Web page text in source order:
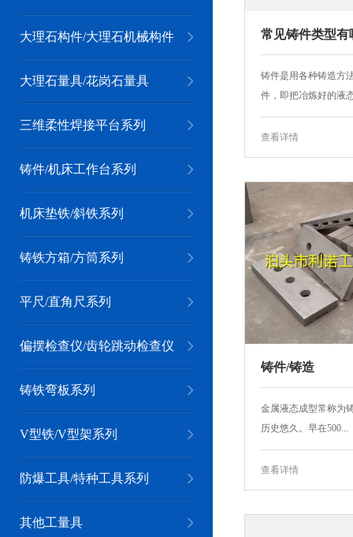
大理石构件/大理石机械构件
大理石量具/花岗石量具
三维柔性焊接平台系列
铸件/机床工作台系列
机床垫铁/斜铁系列
铸铁方箱/方筒系列
平尺/直角尺系列
偏摆检查仪/齿轮跳动检查仪
系列
铸铁弯板系列
V型铁/V型架系列
防爆工具/特种工具系列
其他工量具
常见铸件类型有
铸件是用各种铸造方
件，即把冶炼好的液
查看详情
铸件/铸造
金属液态成型常称为
历史悠久。早在500...
查看详情